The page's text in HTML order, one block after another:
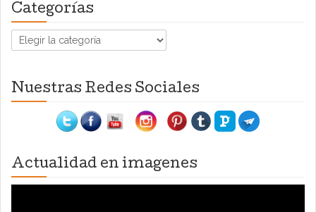
Categorías
Categorías
Nuestras Redes Sociales
Actualidad en imagenes